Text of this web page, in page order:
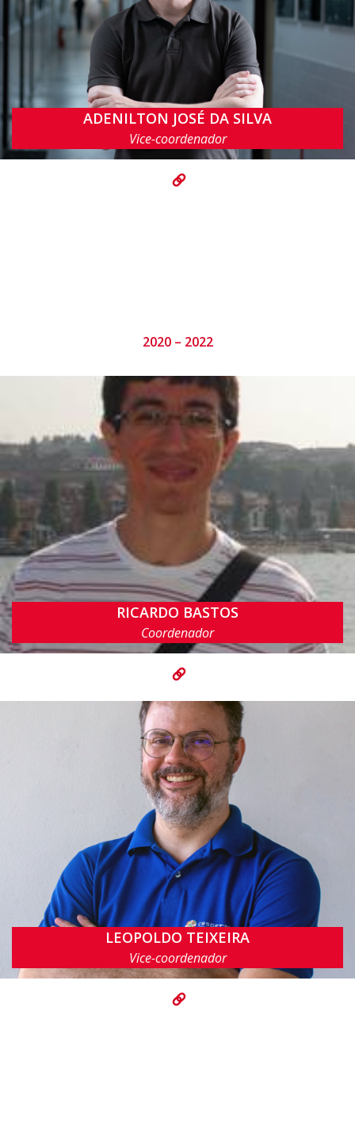
ADENILTON JOSÉ DA SILVA
Vice-coordenador
ajsilva@cin.ufpe.br
2020 – 2022
RICARDO BASTOS
Coordenador
rbcp@cin.ufpe.br
LEOPOLDO TEIXEIRA
Vice-coordenador
lmt@cin.ufpe.br